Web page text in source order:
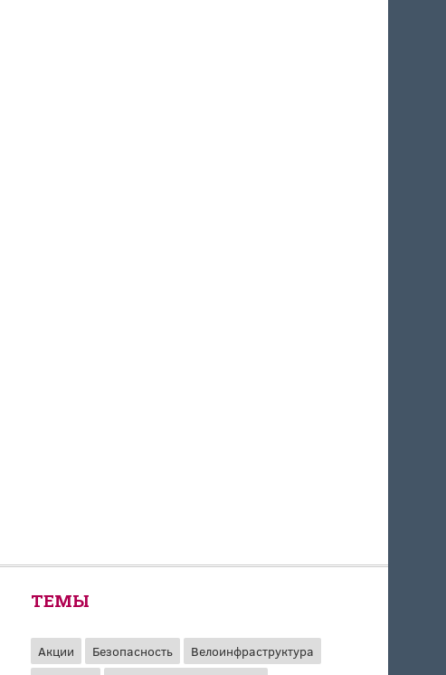
ТЕМЫ
Акции Безопасность
Велоинфраструктура